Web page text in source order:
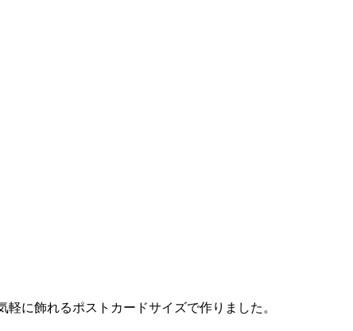
に飾れるポストカードサイズで作りました。